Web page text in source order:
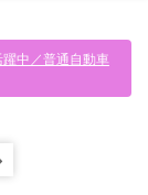
中／普通自動車